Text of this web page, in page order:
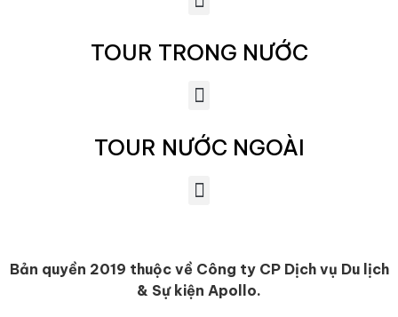
TOUR TRONG NƯỚC
TOUR NƯỚC NGOÀI
Bản quyền 2019 thuộc về Công ty CP Dịch vụ Du lịch
& Sự kiện Apollo.